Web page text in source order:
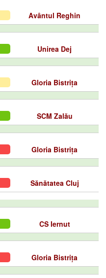
Avântul Reghin
Unirea Dej
Gloria Bistrița
SCM Zalău
Gloria Bistrița
Sănătatea Cluj
CS Iernut
Gloria Bistrița